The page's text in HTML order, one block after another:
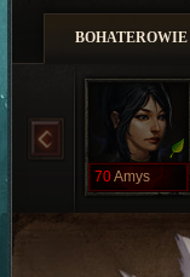
BOHATEROWIE
70Amys